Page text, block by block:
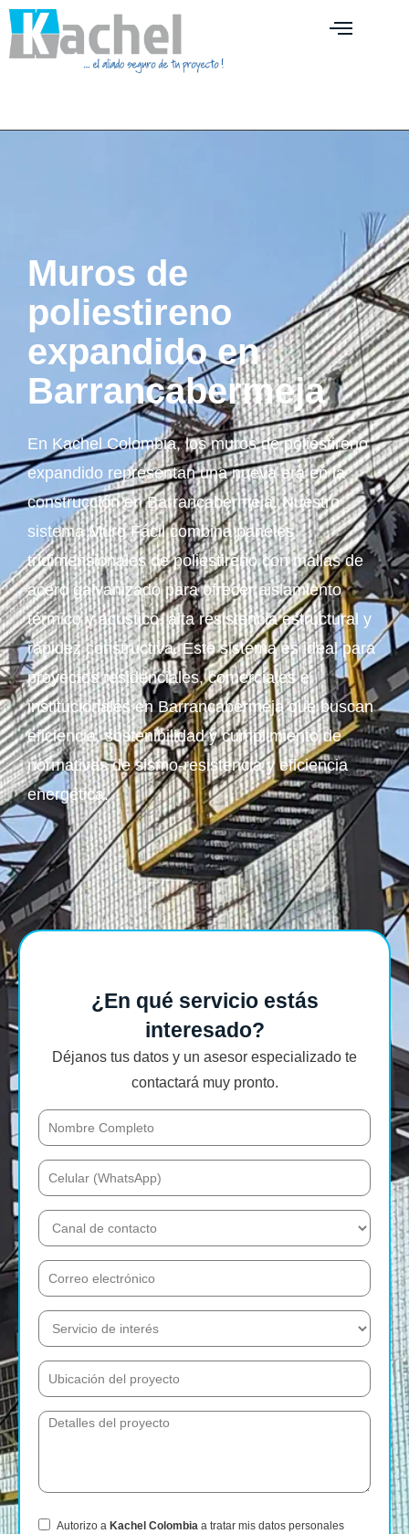
Muros de
poliestireno
expandido en
Barrancabermeja
En Kachel Colombia, los muros de poliestireno
expandido representan una nueva era en la
construcción en Barrancabermeja. Nuestro
sistema Muro Fácil combina paneles
tridimensionales de poliestireno con mallas de
acero galvanizado para ofrecer aislamiento
térmico y acústico, alta resistencia estructural y
rapidez constructiva. Este sistema es ideal para
proyectos residenciales, comerciales e
institucionales en Barrancabermeja que buscan
eficiencia, sostenibilidad y cumplimiento de
normativas de sismo-resistencia y eficiencia
energética.
¿En qué servicio estás
interesado?
Déjanos tus datos y un asesor especializado te
contactará muy pronto.
Autorizo a Kachel Colombia a tratar mis datos personales